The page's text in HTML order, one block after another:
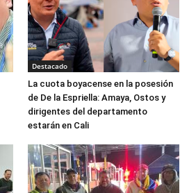
Destacado
La cuota boyacense en la posesión
de De la Espriella: Amaya, Ostos y
dirigentes del departamento
estarán en Cali